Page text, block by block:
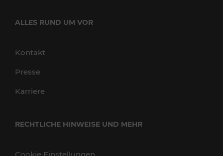
ALLES RUND UM VOR
Kontakt
Presse
Karriere
RECHTLICHE HINWEISE UND MEHR